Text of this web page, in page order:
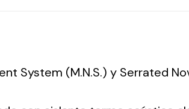
System (M.N.S.) y Serrated